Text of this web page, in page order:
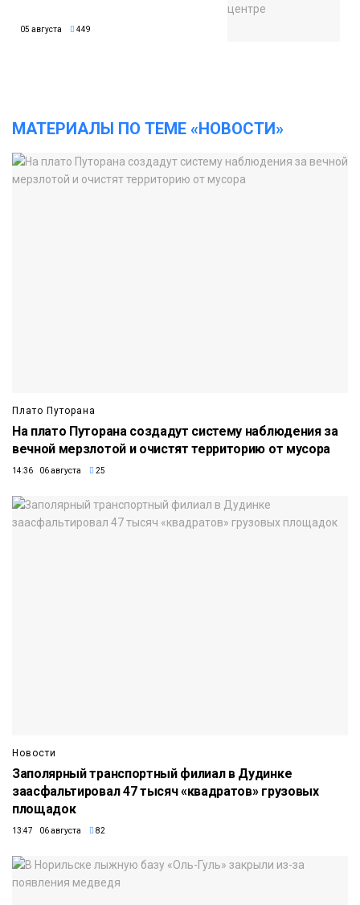
05 августа 449
МАТЕРИАЛЫ ПО ТЕМЕ «НОВОСТИ»
Плато Путорана
На плато Путорана создадут систему наблюдения за
вечной мерзлотой и очистят территорию от мусора
14:36 06 августа 25
Новости
Заполярный транспортный филиал в Дудинке
заасфальтировал 47 тысяч «квадратов» грузовых
площадок
13:47 06 августа 82